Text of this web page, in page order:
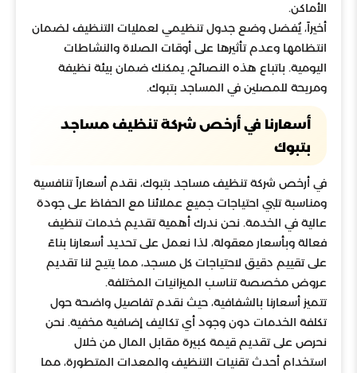
الأماكن.
أخيراً، يُفضل وضع جدول تنظيمي لعمليات التنظيف لضمان
انتظامها وعدم تأثيرها على أوقات الصلاة والنشاطات
اليومية. باتباع هذه النصائح، يمكنك ضمان بيئة نظيفة
ومريحة للمصلين في المساجد بتبوك.
أسعارنا في أرخص شركة تنظيف مساجد
بتبوك
في أرخص شركة تنظيف مساجد بتبوك، نقدم أسعاراً تنافسية
ومناسبة تلبي احتياجات جميع عملائنا مع الحفاظ على جودة
عالية في الخدمة. نحن ندرك أهمية تقديم خدمات تنظيف
فعالة وبأسعار معقولة، لذا نعمل على تحديد أسعارنا بناءً
على تقييم دقيق لاحتياجات كل مسجد، مما يتيح لنا تقديم
عروض مخصصة تناسب الميزانيات المختلفة.
تتميز أسعارنا بالشفافية، حيث نقدم تفاصيل واضحة حول
تكلفة الخدمات دون وجود أي تكاليف إضافية مخفية. نحن
نحرص على تقديم قيمة كبيرة مقابل المال من خلال
استخدام أحدث تقنيات التنظيف والمعدات المتطورة، مما